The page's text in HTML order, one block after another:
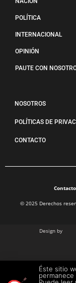
POLÍTICA
INTERNACIONAL
OPINIÓN
PAUTE CON
NOSOTROS
POLÍTICAS DE
CONTACTO
© 2025 Derechos
Design by
Éste sitio